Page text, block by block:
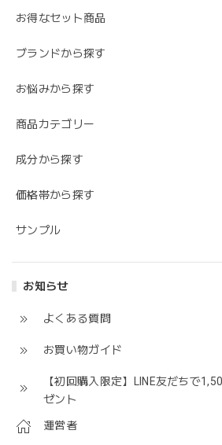
お得なセット商品
ブランドから探す
お悩みから探す
商品カテゴリー
成分から探す
価格帯から探す
サンプル
お知らせ
よくある質問
お買い物ガイド
【初回購入限定】LINE友だちで
ゼント
運営者